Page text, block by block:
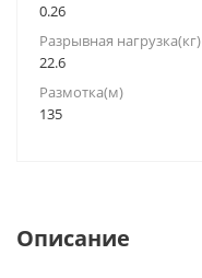
0.26
Разрывная нагрузка(кг)
22.6
Размотка(м)
135
Описание